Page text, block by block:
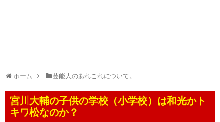
ホーム 芸能人のあれこれについて。
宮川大輔の子供の学校（小学校）は和光かト
キワ松なのか？